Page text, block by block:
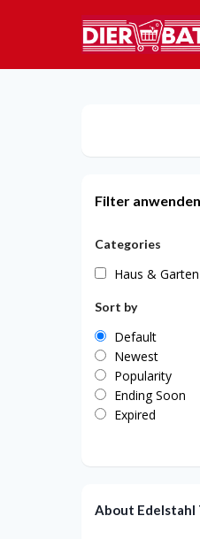
Filter anwenden
Categories
Haus & Garten
Sort by
Default
Newest
Popularity
Ending Soon
Expired
About Edelstahl